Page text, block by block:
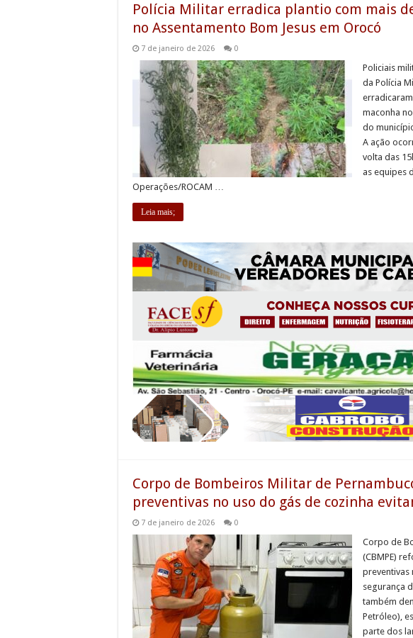
Polícia Militar erradica plantio com mais
no Assentamento Bom Jesus em Orocó
7 de janeiro de 2026 0
Policiais
da Polícia
maconha
do
A ação
volta das
as equipes
Operações/ROCAM …
Leia mais;
Corpo de Bombeiros Militar de
preventivas no uso do gás de cozinha
7 de janeiro de 2026 0
Corpo de
(CBMPE)
preventivas
segurança
também
Petróleo),
parte dos